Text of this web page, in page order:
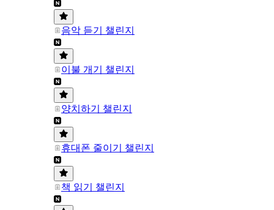
음악 듣기 챌린지
이불 개기 챌린지
양치하기 챌린지
휴대폰 줄이기 챌린지
책 읽기 챌린지